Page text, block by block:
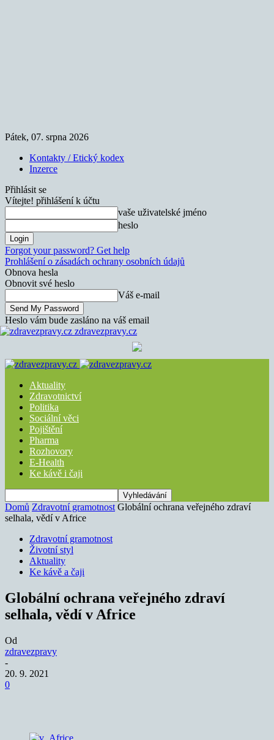
Pátek, 07. srpna 2026
Kontakty / Etický kodex
Inzerce
Přihlásit se
Vítejte! přihlášení k účtu
vaše uživatelské jméno
heslo
Forgot your password? Get help
Prohlášení o zásadách ochrany osobních údajů
Obnova hesla
Obnovit své heslo
Váš e-mail
Heslo vám bude zasláno na váš email
zdravezpravy.cz
Aktuality
Zdravotnictví
Politika
Sociální věci
Pojištění
Pharma
Rozhovory
E-Health
Ke kávě i čaji
Domů Zdravotní gramotnost Globální ochrana veřejného zdraví
selhala, vědí v Africe
Zdravotní gramotnost
Životní styl
Aktuality
Ke kávě a čaji
Globální ochrana veřejného zdraví
selhala, vědí v Africe
Od
zdravezpravy
-
20. 9. 2021
0